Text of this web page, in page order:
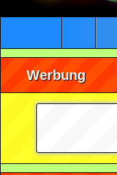
Werbung